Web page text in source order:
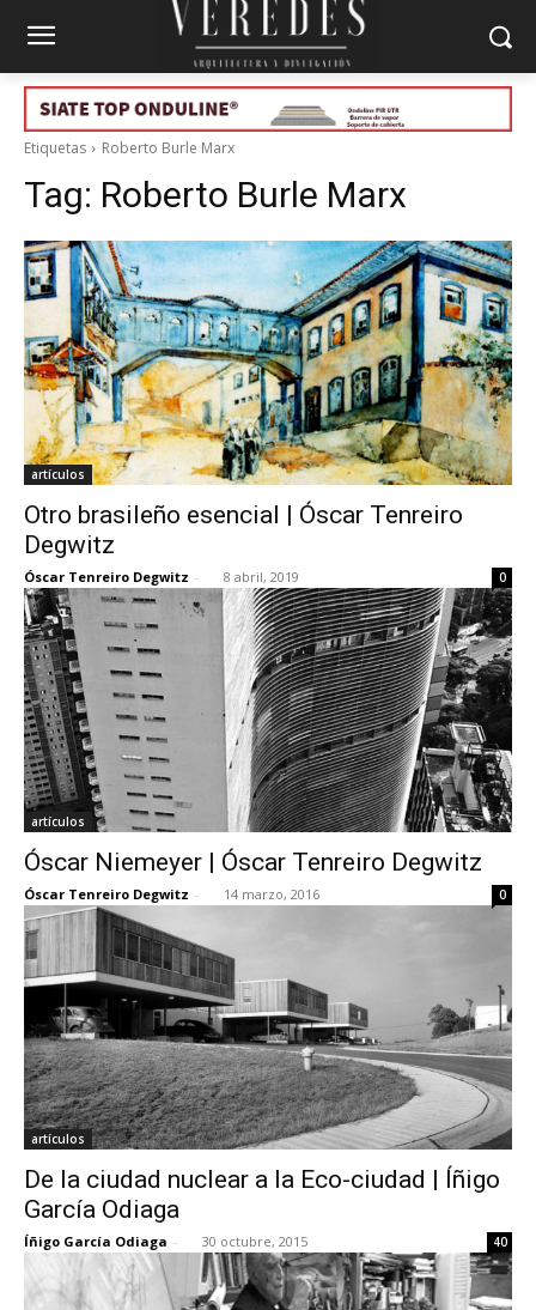
Etiquetas Roberto Burle Marx
Tag: Roberto Burle Marx
artículos
Otro brasileño esencial | Óscar Tenreiro
Degwitz
Óscar Tenreiro Degwitz - 8 abril, 2019 0
artículos
Óscar Niemeyer | Óscar Tenreiro Degwitz
Óscar Tenreiro Degwitz - 14 marzo, 2016 0
artículos
De la ciudad nuclear a la Eco-ciudad | Íñigo
García Odiaga
Íñigo García Odiaga - 30 octubre, 2015 40